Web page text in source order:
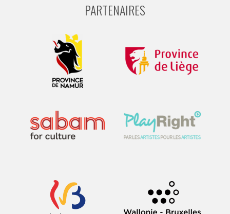
PARTENAIRES